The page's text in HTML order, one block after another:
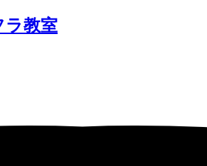
ラ教室